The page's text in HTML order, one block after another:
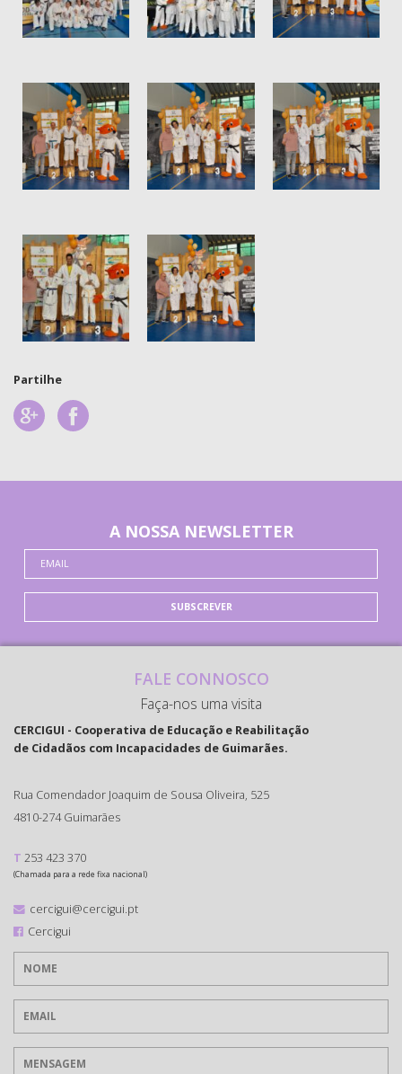
Partilhe
A NOSSA NEWSLETTER
SUBSCREVER
FALE CONNOSCO
Faça-nos uma visita
CERCIGUI - Cooperativa de Educação e Reabilitação
de Cidadãos com Incapacidades de Guimarães.
Rua Comendador Joaquim de Sousa Oliveira, 525
4810-274 Guimarães
T 253 423 370
(Chamada para a rede fixa nacional)
cercigui@cercigui.pt
Cercigui